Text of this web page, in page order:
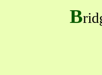
B